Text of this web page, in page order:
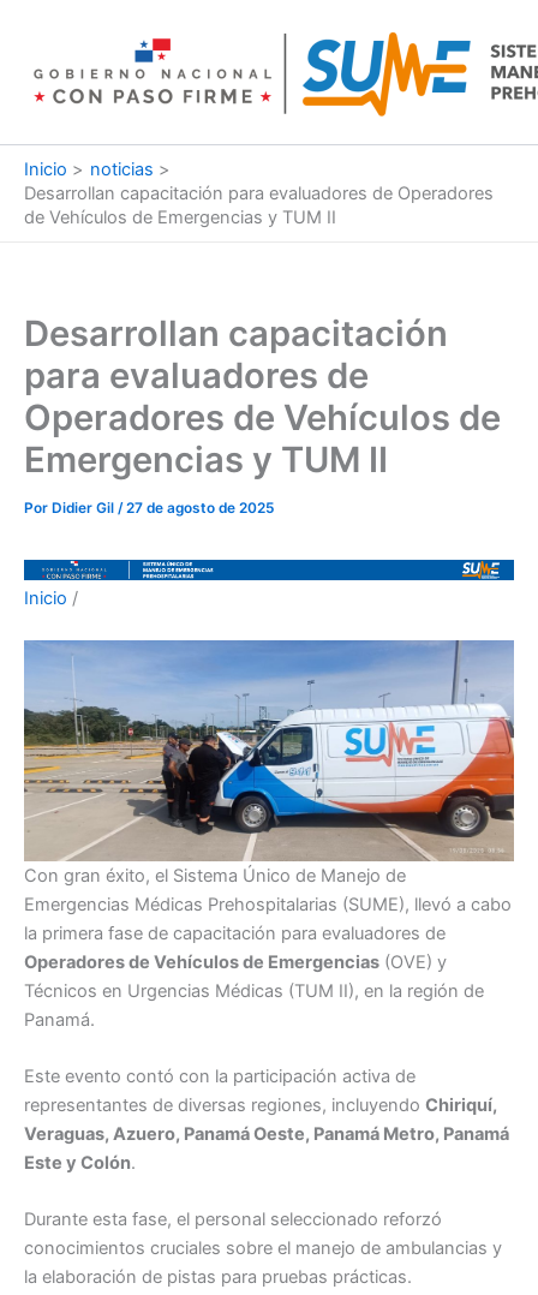
contenido
Inicio
noticias
Desarrollan capacitación para evaluadores de Operadores
de Vehículos de Emergencias y TUM II
Desarrollan capacitación
para evaluadores de
Operadores de Vehículos de
Emergencias y TUM II
Por Didier Gil /27 de agosto de 2025
Inicio /
Con gran éxito, el Sistema Único de Manejo de
Emergencias Médicas Prehospitalarias (SUME), llevó a cabo
la primera fase de capacitación para evaluadores de
Operadores de Vehículos de Emergencias (OVE) y
Técnicos en Urgencias Médicas (TUM II), en la región de
Panamá.
Este evento contó con la participación activa de
representantes de diversas regiones, incluyendo Chiriquí,
Veraguas, Azuero, Panamá Oeste, Panamá Metro, Panamá
Este y Colón.
Durante esta fase, el personal seleccionado reforzó
conocimientos cruciales sobre el manejo de ambulancias y
la elaboración de pistas para pruebas prácticas.